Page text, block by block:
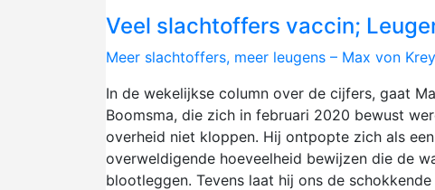
Veel slachtoffers vaccin;
Meer slachtoffers, meer leugens – Max von
In de wekelijkse column over de cijfers, gaat
Boomsma, die zich in februari 2020 bewust
overheid niet kloppen. Hij ontpopte zich als
overweldigende hoeveelheid bewijzen die de
blootleggen. Tevens laat hij ons de